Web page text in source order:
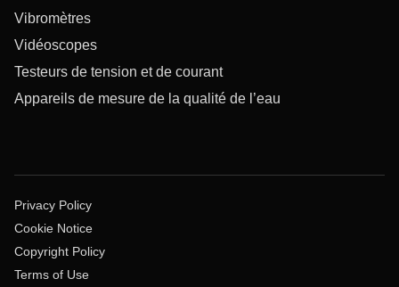
Vibromètres
Vidéoscopes
Testeurs de tension et de courant
Appareils de mesure de la qualité de l’eau
Privacy Policy
Cookie Notice
Copyright Policy
Terms of Use